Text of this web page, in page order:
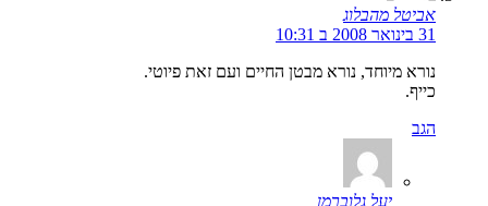
אביטל מהבלוג
31 בינואר 2008 ב 10:31
נורא מיוחד, נורא מבטן החיים ועם זאת פיוטי.
כייף.
הגב
יעל גלוברמן